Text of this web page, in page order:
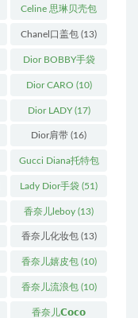
(11)
Celine 思琳贝壳包
(12)
Chanel口盖包 (13)
Dior BOBBY手袋
(26)
Dior CARO (10)
Dior LADY(17)
Dior肩带 (16)
Gucci Diana托特包
(11)
Lady Dior手袋 (51)
香奈儿leboy (13)
香奈儿化妆包(13)
香奈儿嬉皮包(10)
香奈儿流浪包(10)
香奈儿𝗖𝗼𝗰𝗼